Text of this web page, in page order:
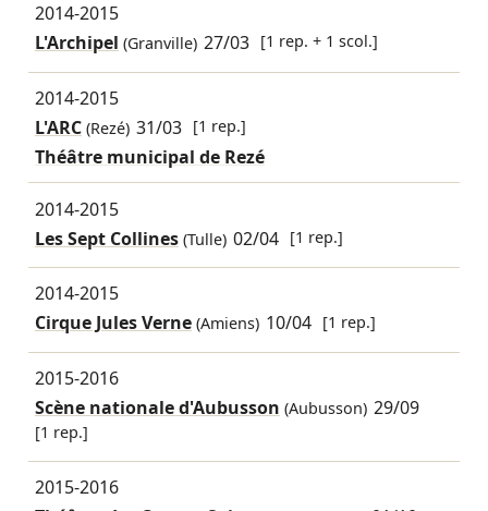
2014-2015
L'Archipel (Granville) 27/03 [1 rep. + 1 scol.]
2014-2015
L'ARC(Rezé) 31/03 [1 rep.]
Théâtre municipal de Rezé
2014-2015
Les Sept Collines(Tulle) 02/04 [1 rep.]
2014-2015
Cirque Jules Verne(Amiens) 10/04 [1 rep.]
2015-2016
Scène nationale d'Aubusson (Aubusson) 29/09
[1 rep.]
2015-2016